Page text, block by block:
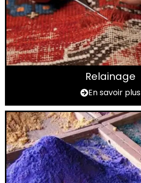
Relainage
En savoir plus